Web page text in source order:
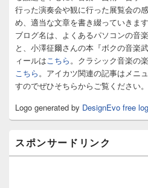
バ
ー
ウ
ィ
ト
ア
行った演奏会や観に行った展覧会の
め、適当な文章を書き綴っていきま
ブログ名は、よくあるパソコンの音
と、小澤征爾さんの本『ボクの音楽
ィールはこちら。クラシック音楽の
こちら。アイカツ関連の記事はメニ
すのでぜひそちらからご覧ください。
Logo generated by DesignEvo free
スポンサードリンク